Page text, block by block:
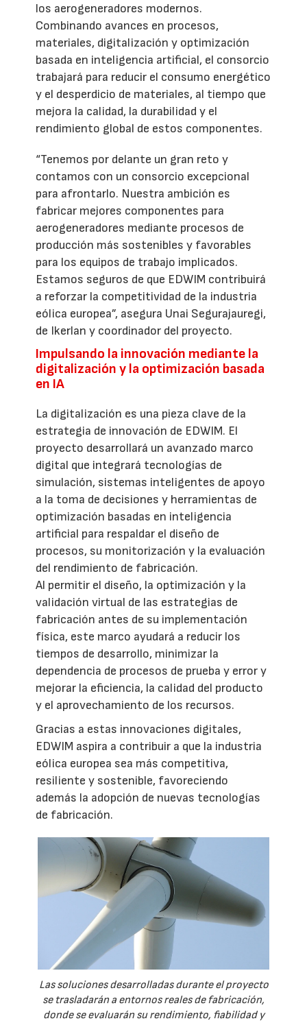
los aerogeneradores modernos.
Combinando avances en procesos,
materiales, digitalización y optimización
basada en inteligencia artificial, el consorcio
trabajará para reducir el consumo energético
y el desperdicio de materiales, al tiempo que
mejora la calidad, la durabilidad y el
rendimiento global de estos componentes.
“Tenemos por delante un gran reto y
contamos con un consorcio excepcional
para afrontarlo. Nuestra ambición es
fabricar mejores componentes para
aerogeneradores mediante procesos de
producción más sostenibles y favorables
para los equipos de trabajo implicados.
Estamos seguros de que EDWIM contribuirá
a reforzar la competitividad de la industria
eólica europea”, asegura Unai Segurajauregi,
de Ikerlan y coordinador del proyecto.
Impulsando la innovación mediante la
digitalización y la optimización basada
en IA
La digitalización es una pieza clave de la
estrategia de innovación de EDWIM. El
proyecto desarrollará un avanzado marco
digital que integrará tecnologías de
simulación, sistemas inteligentes de apoyo
a la toma de decisiones y herramientas de
optimización basadas en inteligencia
artificial para respaldar el diseño de
procesos, su monitorización y la evaluación
del rendimiento de fabricación.
Al permitir el diseño, la optimización y la
validación virtual de las estrategias de
fabricación antes de su implementación
física, este marco ayudará a reducir los
tiempos de desarrollo, minimizar la
dependencia de procesos de prueba y error y
mejorar la eficiencia, la calidad del producto
y el aprovechamiento de los recursos.
Gracias a estas innovaciones digitales,
EDWIM aspira a contribuir a que la industria
eólica europea sea más competitiva,
resiliente y sostenible, favoreciendo
además la adopción de nuevas tecnologías
de fabricación.
Las soluciones desarrolladas durante el proyecto
se trasladarán a entornos reales de fabricación,
donde se evaluarán su rendimiento, fiabilidad y